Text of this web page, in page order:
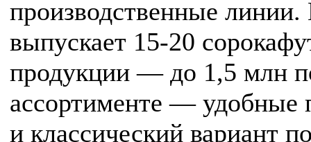
производственные
выпускает 15-20
продукции — до 1,5 млн
ассортименте — удобные
и классический вариант